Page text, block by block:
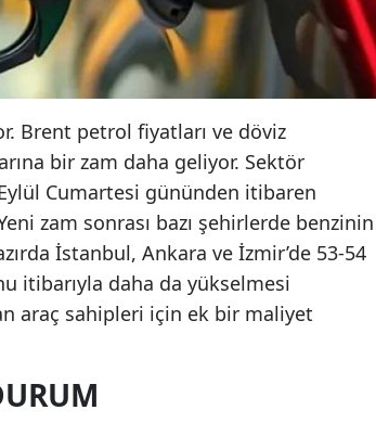
Brent petrol fiyatları ve döviz
bir zam daha geliyor. Sektör
Cumartesi gününden itibaren
zam sonrası bazı şehirlerde benzinin
İstanbul, Ankara ve İzmir’de 53-54
itibarıyla daha da yükselmesi
araç sahipleri için ek bir maliyet